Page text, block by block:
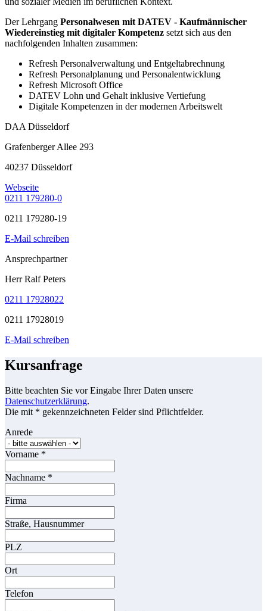
Der Lehrgang Personalwesen mit DATEV - Kaufmännischer
Wiedereinstieg mit digitaler Kompetenz setzt sich aus den
nachfolgenden Inhalten zusammen:
Refresh Personalverwaltung und Entgeltabrechnung
Refresh Personalplanung und Personalentwicklung
Refresh Microsoft Office
DATEV Lohn und Gehalt inklusive Vertiefung
Digitale Kompetenzen in der modernen Arbeitswelt
DAA Düsseldorf
Grafenberger Allee 293
40237 Düsseldorf
Webseite
0211 179280-0
0211 179280-19
E-Mail schreiben
Ansprechpartner
Herr Ralf Peters
0211 17928022
0211 17928019
E-Mail schreiben
Kursanfrage
Bitte beachten Sie vor Eingabe Ihrer Daten unsere
Datenschutzerklärung.
Die mit * gekennzeichneten Felder sind Pflichtfelder.
Anrede
Vorname *
Nachname *
Firma
Straße, Hausnummer
PLZ
Ort
Telefon